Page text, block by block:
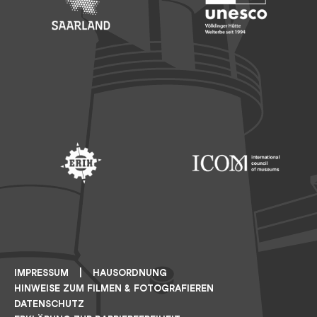
IMPRESSUM
HAUSORDNUNG
HINWEISE ZUM FILMEN & FOTOGRAFIEREN
DATENSCHUTZ